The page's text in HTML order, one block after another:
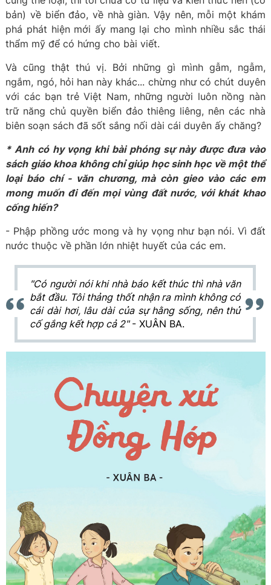
bản) về biển đảo, về nhà giàn. Vậy nên, mỗi một khám
phá phát hiện mới ấy mang lại cho mình nhiều sắc thái
thẩm mỹ để có hứng cho bài viết.
Và cũng thật thú vị. Bởi những gì mình gẫm, ngẫm,
ngắm, ngó, hỏi han này khác... chừng như có chút duyên
với các bạn trẻ Việt Nam, những người luôn nồng nàn
trữ năng chủ quyền biển đảo thiêng liêng, nên các nhà
biên soạn sách đã sốt sắng nối dài cái duyên ấy chăng?
* Anh có hy vọng khi bài phóng sự này được đưa vào
sách giáo khoa không chỉ giúp học sinh học về một thể
loại báo chí - văn chương, mà còn gieo vào các em
mong muốn đi đến mọi vùng đất nước, với khát khao
cống hiến?
- Phập phồng ước mong và hy vọng như bạn nói. Vì đất
nước thuộc về phần lớn nhiệt huyết của các em.
"Có người nói khi nhà báo kết thúc thì nhà văn
bắt đầu. Tôi thảng thốt nhận ra mình không có
cái dài hơi, lâu dài của sự hằng sống, nên thử
cố gắng kết hợp cả 2"- XUÂN BA.